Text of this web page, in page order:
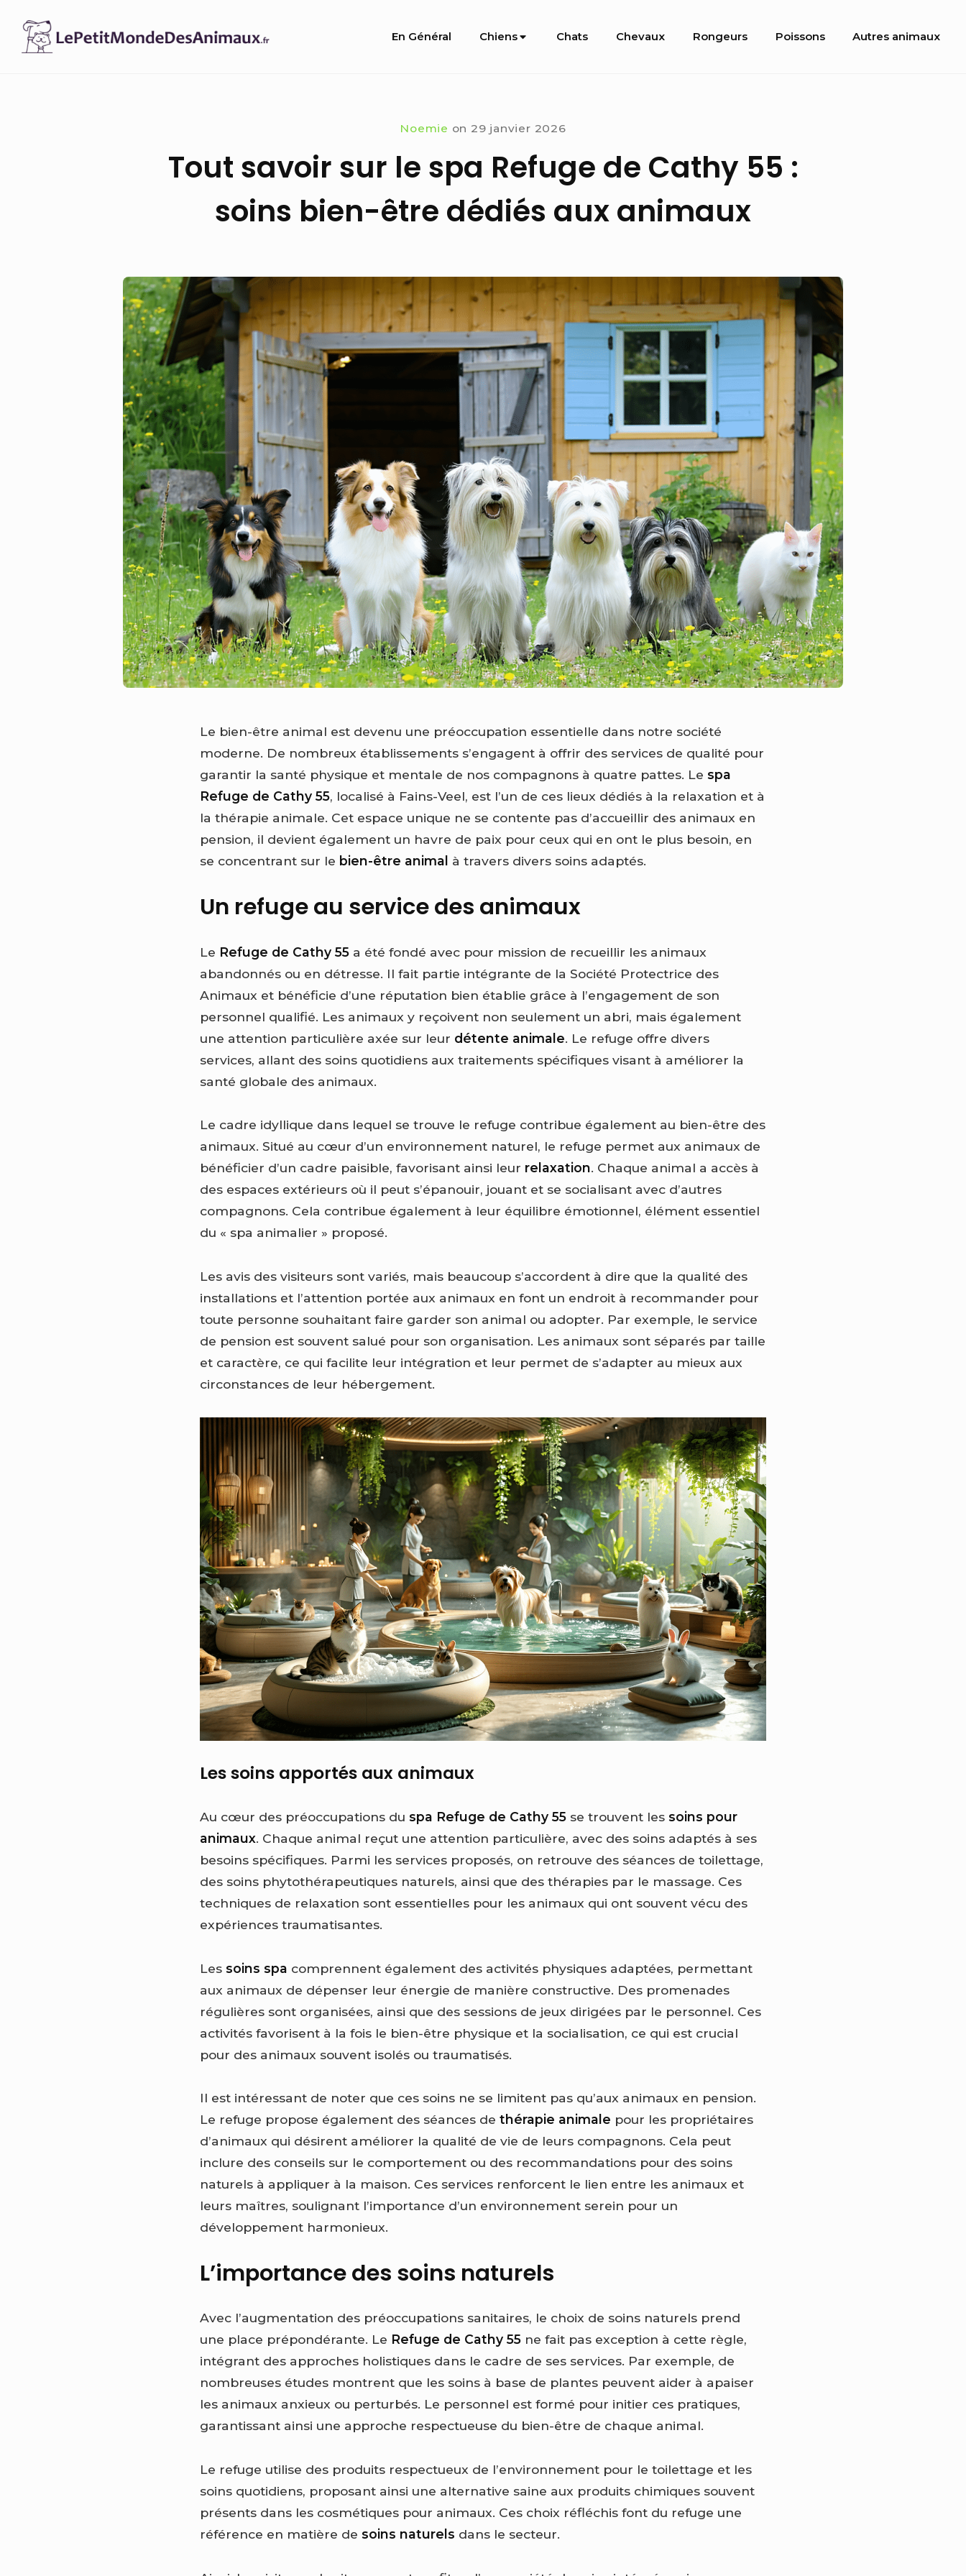
content
Site
En Général Chiens Chats Chevaux Rongeurs Poissons Autres animaux
Noemie on 29 janvier 2026
Tout savoir sur le spa Refuge de Cathy 55 :
soins bien-être dédiés aux animaux
Le bien-être animal est devenu une préoccupation essentielle dans notre société
moderne. De nombreux établissements s’engagent à offrir des services de qualité pour
garantir la santé physique et mentale de nos compagnons à quatre pattes. Le spa
Refuge de Cathy 55, localisé à Fains-Veel, est l’un de ces lieux dédiés à la relaxation et à
la thérapie animale. Cet espace unique ne se contente pas d’accueillir des animaux en
pension, il devient également un havre de paix pour ceux qui en ont le plus besoin, en
se concentrant sur le bien-être animal à travers divers soins adaptés.
Un refuge au service des animaux
Le Refuge de Cathy 55 a été fondé avec pour mission de recueillir les animaux
abandonnés ou en détresse. Il fait partie intégrante de la Société Protectrice des
Animaux et bénéficie d’une réputation bien établie grâce à l’engagement de son
personnel qualifié. Les animaux y reçoivent non seulement un abri, mais également
une attention particulière axée sur leur détente animale. Le refuge offre divers
services, allant des soins quotidiens aux traitements spécifiques visant à améliorer la
santé globale des animaux.
Le cadre idyllique dans lequel se trouve le refuge contribue également au bien-être des
animaux. Situé au cœur d’un environnement naturel, le refuge permet aux animaux de
bénéficier d’un cadre paisible, favorisant ainsi leur relaxation. Chaque animal a accès à
des espaces extérieurs où il peut s’épanouir, jouant et se socialisant avec d’autres
compagnons. Cela contribue également à leur équilibre émotionnel, élément essentiel
du « spa animalier » proposé.
Les avis des visiteurs sont variés, mais beaucoup s’accordent à dire que la qualité des
installations et l’attention portée aux animaux en font un endroit à recommander pour
toute personne souhaitant faire garder son animal ou adopter. Par exemple, le service
de pension est souvent salué pour son organisation. Les animaux sont séparés par taille
et caractère, ce qui facilite leur intégration et leur permet de s’adapter au mieux aux
circonstances de leur hébergement.
Les soins apportés aux animaux
Au cœur des préoccupations du spa Refuge de Cathy 55 se trouvent les soins pour
animaux. Chaque animal reçut une attention particulière, avec des soins adaptés à ses
besoins spécifiques. Parmi les services proposés, on retrouve des séances de toilettage,
des soins phytothérapeutiques naturels, ainsi que des thérapies par le massage. Ces
techniques de relaxation sont essentielles pour les animaux qui ont souvent vécu des
expériences traumatisantes.
Les soins spa comprennent également des activités physiques adaptées, permettant
aux animaux de dépenser leur énergie de manière constructive. Des promenades
régulières sont organisées, ainsi que des sessions de jeux dirigées par le personnel. Ces
activités favorisent à la fois le bien-être physique et la socialisation, ce qui est crucial
pour des animaux souvent isolés ou traumatisés.
Il est intéressant de noter que ces soins ne se limitent pas qu’aux animaux en pension.
Le refuge propose également des séances dethérapie animale pour les propriétaires
d’animaux qui désirent améliorer la qualité de vie de leurs compagnons. Cela peut
inclure des conseils sur le comportement ou des recommandations pour des soins
naturels à appliquer à la maison. Ces services renforcent le lien entre les animaux et
leurs maîtres, soulignant l’importance d’un environnement serein pour un
développement harmonieux.
L’importance des soins naturels
Avec l’augmentation des préoccupations sanitaires, le choix de soins naturels prend
une place prépondérante. Le Refuge de Cathy 55 ne fait pas exception à cette règle,
intégrant des approches holistiques dans le cadre de ses services. Par exemple, de
nombreuses études montrent que les soins à base de plantes peuvent aider à apaiser
les animaux anxieux ou perturbés. Le personnel est formé pour initier ces pratiques,
garantissant ainsi une approche respectueuse du bien-être de chaque animal.
Le refuge utilise des produits respectueux de l’environnement pour le toilettage et les
soins quotidiens, proposant ainsi une alternative saine aux produits chimiques souvent
présents dans les cosmétiques pour animaux. Ces choix réfléchis font du refuge une
référence en matière de soins naturels dans le secteur.